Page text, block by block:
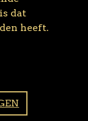
dat
heeft.